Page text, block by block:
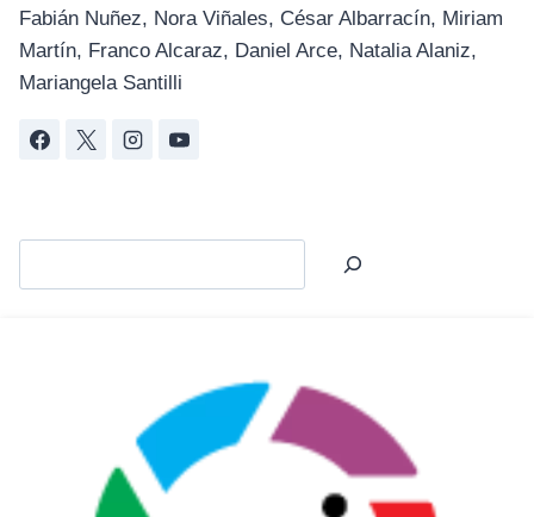
Fabián Nuñez, Nora Viñales, César Albarracín, Miriam
Martín, Franco Alcaraz, Daniel Arce, Natalia Alaniz,
Mariangela Santilli